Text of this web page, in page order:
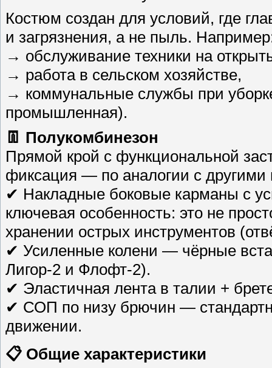
Костюм создан для условий, где
и загрязнения, а не пыль.
→ обслуживание техники на
→ работа в сельском хозяйстве,
→ коммунальные службы при
промышленная).
👖 Полукомбинезон
Прямой крой с функциональной
фиксация — по аналогии с другими
✔ Накладные боковые карманы с
ключевая особенность: это не
хранении острых инструментов
✔ Усиленные колени — чёрные
Лигор-2 и Флофт-2).
✔ Эластичная лента в талии +
✔ СОП по низу брючин —
движении.
📋 Общие характеристики